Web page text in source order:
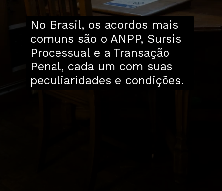
No Brasil, os acordos mais
comuns são o ANPP, Sursis
Processual e a Transação
Penal, cada um com suas
peculiaridades e condições.